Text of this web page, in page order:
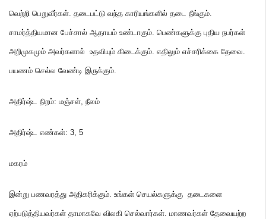
வெற்றி பெறுவீர்கள். தடைபட்டு வந்த காரியங்களில் தடை நீங்கும்.
சாமர்த்தியமான பேச்சால் ஆதாயம் உண்டாகும். பெண்களுக்கு புதிய நபர்கள்
அறிமுகமும் அவர்களால் உதவியும் கிடைக்கும். எதிலும் எச்சரிக்கை தேவை.
பயணம் செல்ல வேண்டி இருக்கும்.
அதிர்ஷ்ட நிறம்: மஞ்சள், நீலம்
அதிர்ஷ்ட எண்கள்: 3, 5
மகரம்
இன்று பணவரத்து அதிகரிக்கும். உங்கள் செயல்களுக்கு தடைகளை
ஏற்படுத்தியவர்கள் தாமாகவே விலகி செல்வார்கள். மாணவர்கள் தேவையற்ற